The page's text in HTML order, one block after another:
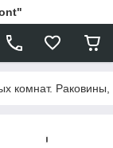
комнат.